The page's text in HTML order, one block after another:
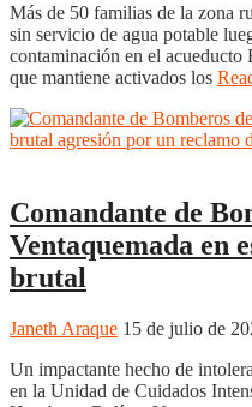
Más de 50 familias de la zona
sin servicio de agua potable
contaminación en el
que mantiene activados los
Comandante de
Ventaquemada en
brutal
Janeth Araque 15 de julio de
Un impactante hecho de
en la Unidad de Cuidados